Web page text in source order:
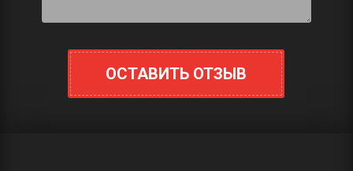
ОСТАВИТЬ ОТЗЫВ